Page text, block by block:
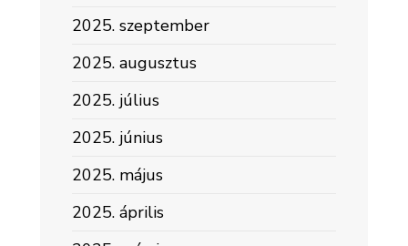
2025. szeptember
2025. augusztus
2025. július
2025. június
2025. május
2025. április